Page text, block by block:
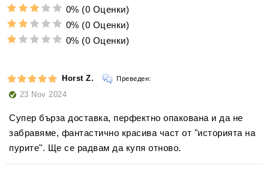
0% (0 Оценки)
0% (0 Оценки)
0% (0 Оценки)
Horst Z. Преведен:
23 Nov 2024
Супер бърза доставка, перфектно опакована и да не
забравяме, фантастично красива част от "историята на
пурите". Ще се радвам да купя отново.